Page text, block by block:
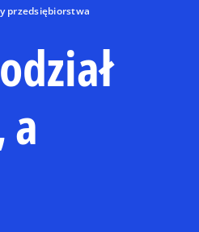
przedsiębiorstwa